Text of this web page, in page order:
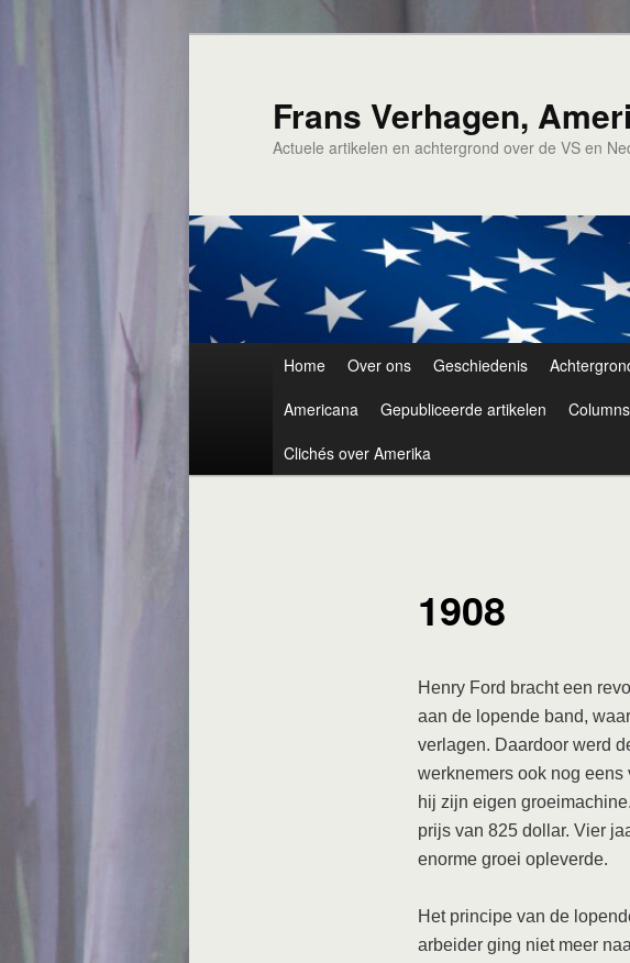
Frans Verhagen,
Actuele artikelen en achtergrond over de VS en
Home Over ons Geschiedenis
Americana
Gepubliceerde artikelen Columns
Clichés over Amerika
1908
Henry Ford bracht een
aan de lopende band,
verlagen. Daardoor werd
werknemers ook nog
hij zijn eigen
prijs van 825 dollar. Vier
enorme groei opleverde.
Het principe van de
arbeider ging niet meer